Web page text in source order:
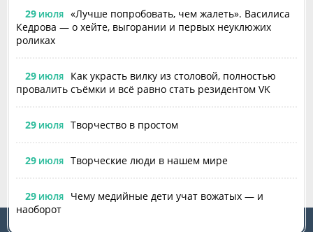
29 ИЮЛЯ
«Лучше попробовать, чем жалеть». Василиса
Кедрова — о хейте, выгорании и первых неуклюжих
роликах
29 ИЮЛЯ
Как украсть вилку из столовой, полностью
провалить съёмки и всё равно стать резидентом VK
29 ИЮЛЯ Творчество в простом
29 ИЮЛЯ Творческие люди в нашем мире
29 ИЮЛЯ
Чему медийные дети учат вожатых — и
наоборот